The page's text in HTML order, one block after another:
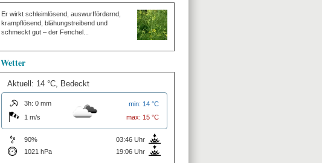
Er wirkt schleimlösend, auswurffördernd,
krampflösend, blähungstreibend und
schmeckt gut – der Fenchel...
Wetter
Aktuell: 14 °C, Bedeckt
3h: 0 mm
1 m/s
min: 14 °C
max: 15 °C
90%
03:46 Uhr
1021 hPa
19:06 Uhr